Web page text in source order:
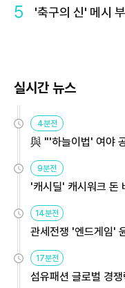
5 '축구의 신' 메시
실시간 뉴스
4분전
與 "'하늘이법' 여야
9분전
'캐시딜' 캐시워크 돈
14분전
관세전쟁 '엔드게임'
용해야
17분전
섬유패션 글로벌 경